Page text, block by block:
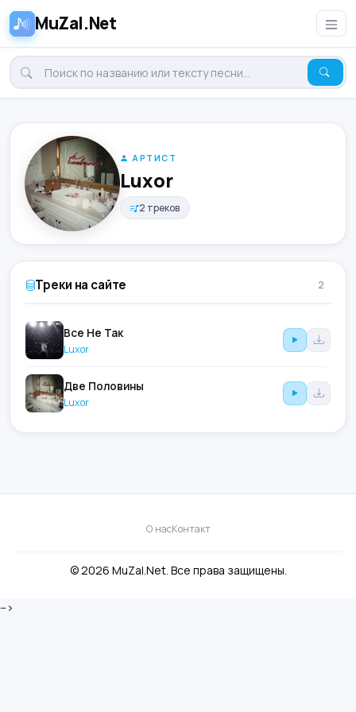
MuZal.Net
АРТИСТ
Luxor
2 треков
Треки на сайте 2
Все Не Так
Luxor
Две Половины
Luxor
О насКонтакт
© 2026 MuZal.Net. Все права защищены.
-->